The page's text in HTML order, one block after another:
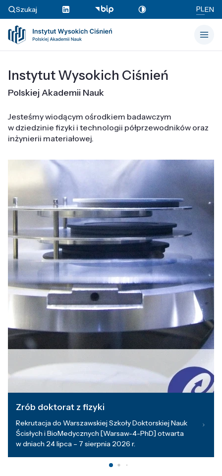
Szukaj PLEN
Instytut Wysokich Ciśnień
Polskiej Akademii Nauk
Jesteśmy wiodącym ośrodkiem badawczym
w dziedzinie fizyki i technologii półprzewodników oraz
inżynierii materiałowej.
Zrób doktorat z fizyki
Rekrutacja do Warszawskiej Szkoły Doktorskiej Nauk
Ścisłych i BioMedycznych [Warsaw-4-PhD] otwarta
w dniach 24 lipca – 7 sierpnia 2026 r.